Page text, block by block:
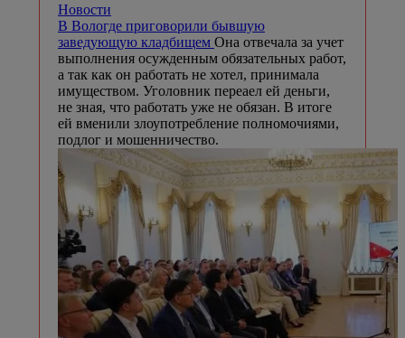
Новости
В Вологде приговорили бывшую
заведующую кладбищем Она отвечала за учет
выполнения осужденным обязательных работ,
а так как он работать не хотел, принимала
имуществом. Уголовник переаел ей деньги,
не зная, что работать уже не обязан. В итоге
ей вменили злоупотребление полномочиями,
подлог и мошенничество.